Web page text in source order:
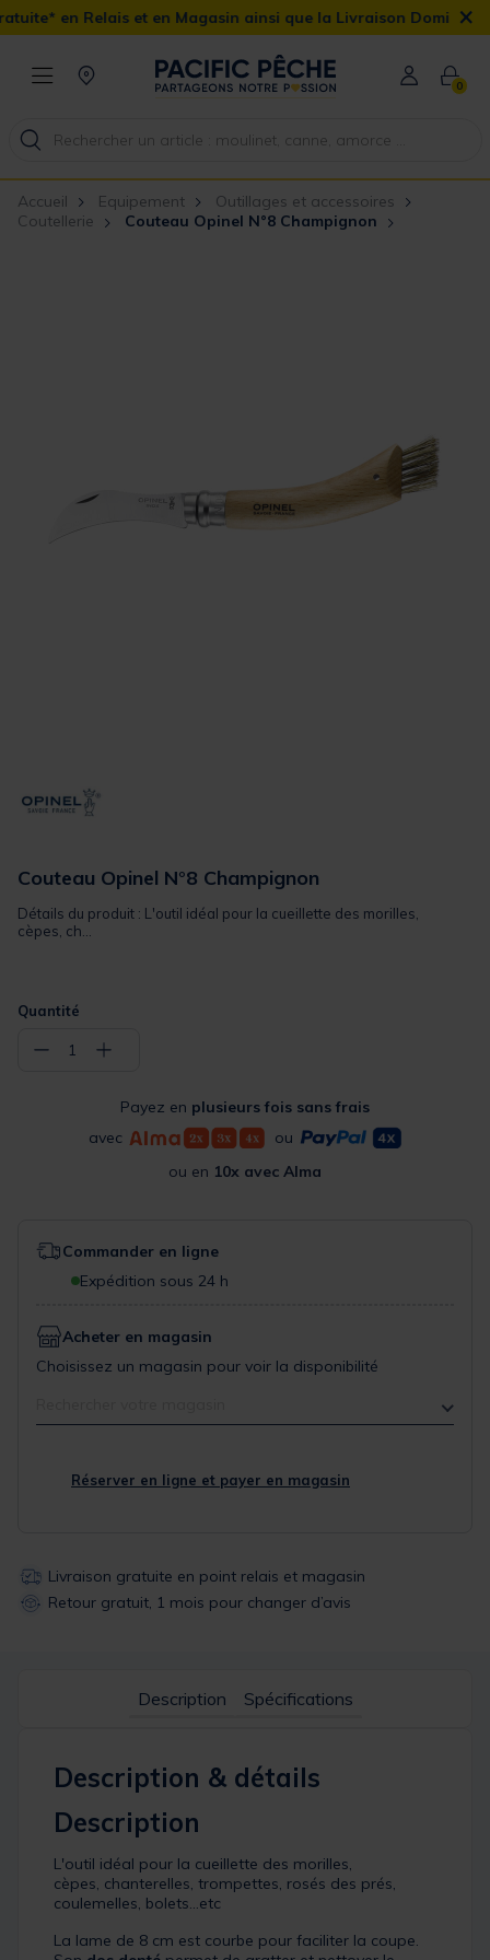
et en Magasin ainsi que la Livraison Domicile offerte dès 90€
×
0
Accueil Equipement
Outillages et accessoires
Coutellerie
Couteau Opinel N°8 Champignon
Couteau Opinel N°8 Champignon
Détails du produit : L'outil idéal pour la cueillette des morilles,
cèpes, ch...
Quantité
− 1 +
Payez en plusieurs fois sans frais
avec
ou
ou en 10x avec Alma
Commander en ligne
Expédition sous 24 h
Acheter en magasin
Choisissez un magasin pour voir la disponibilité
Réserver en ligne et payer en magasin
Livraison gratuite en point relais et magasin
Retour gratuit, 1 mois pour changer d’avis
Description Spécifications
Description & détails
Description
L'outil idéal pour la cueillette des morilles,
cèpes, chanterelles, trompettes, rosés des prés,
coulemelles, bolets...etc
La lame de 8 cm est courbe pour faciliter la coupe.